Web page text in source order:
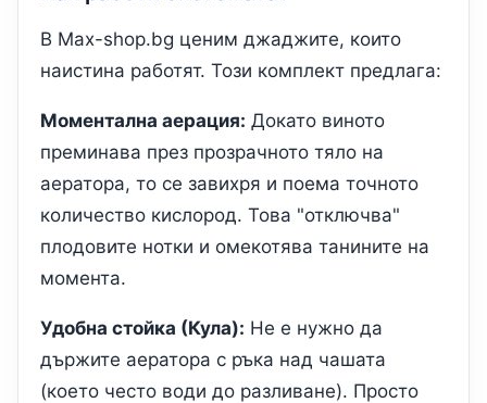
В Max-shop.bg ценим джаджите, които
наистина работят. Този комплект предлага:
Моментална аерация: Докато виното
преминава през прозрачното тяло на
аератора, то се завихря и поема точното
количество кислород. Това "отключва"
плодовите нотки и омекотява танините на
момента.
Удобна стойка (Кула): Не е нужно да
държите аератора с ръка над чашата
(което често води до разливане). Просто